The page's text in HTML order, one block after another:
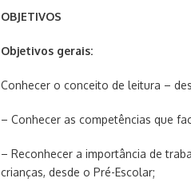
OBJETIVOS
Objetivos gerais:
Conhecer o conceito de leitura –
– Conhecer as competências que
– Reconhecer a importância de
crianças, desde o Pré-Escolar;